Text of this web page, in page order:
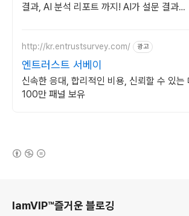
결과, AI 분석 리포트 까지! AI가 설문 결과
http://kr.entrustsurvey.com/ 광고
엔트러스트 서베이
신속한 응대, 합리적인 비용, 신뢰할 수 있는
100만 패널 보유
IamVIP™즐거운 블로깅